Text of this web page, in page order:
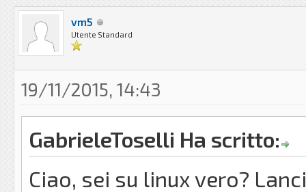
vm5
Utente Standard
19/11/2015, 14:43
GabrieleToselli Ha scritto:
Ciao, sei su linux vero?